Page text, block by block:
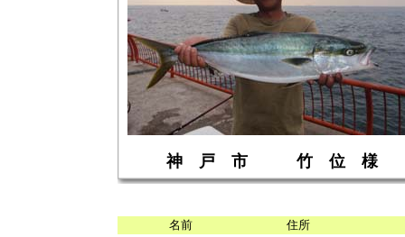
神 戸 市 竹 位 様
名前
住所